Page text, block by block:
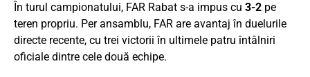
În turul campionatului, FAR Rabat s-a impus cu 3-2 pe
teren propriu. Per ansamblu, FAR are avantaj în duelurile
directe recente, cu trei victorii în ultimele patru întâlniri
oficiale dintre cele două echipe.